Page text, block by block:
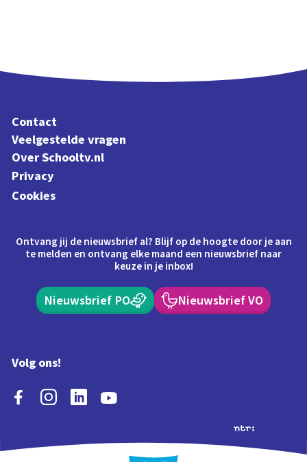
Contact
Veelgestelde vragen
Over Schooltv.nl
Privacy
Cookies
Ontvang jij de nieuwsbrief al? Blijf op de hoogte door je aan
te melden en ontvang elke maand een nieuwsbrief naar
keuze in je inbox!
Nieuwsbrief PO Nieuwsbrief VO
Volg ons!